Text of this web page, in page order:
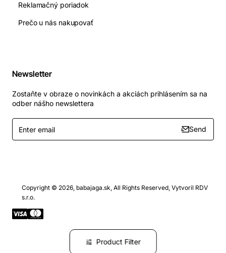
Reklamačný poriadok
Prečo u nás nakupovať
Newsletter
Zostaňte v obraze o novinkách a akciách prihlásením sa na
odber nášho newslettera
Enter
email
Send
Copyright © 2026, babajaga.sk, All Rights Reserved, Vytvoril RDV
s.r.o.
Product Filter